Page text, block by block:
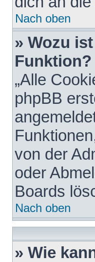
Nach oben
» Wozu
Funktion?
„Alle
phpBB
von der
oder
Boards
Nach oben
» Wie